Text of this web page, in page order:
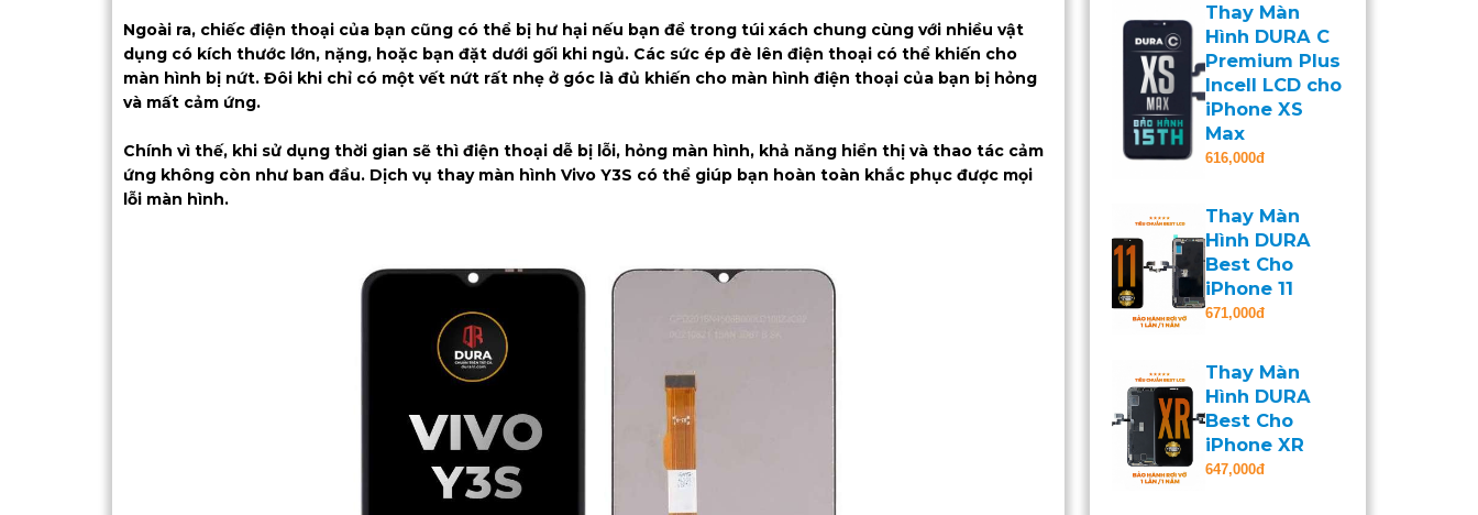
Ngoài ra, chiếc điện thoại của bạn cũng có thể bị hư hại nếu bạn để trong túi xách chung cùng với nhiều vật
dụng có kích thước lớn, nặng, hoặc bạn đặt dưới gối khi ngủ. Các sức ép đè lên điện thoại có thể khiến cho
màn hình bị nứt. Đôi khi chỉ có một vết nứt rất nhẹ ở góc là đủ khiến cho màn hình điện thoại của bạn bị hỏng
và mất cảm ứng.
Chính vì thế, khi sử dụng thời gian sẽ thì điện thoại dễ bị lỗi, hỏng màn hình, khả năng hiển thị và thao tác cảm
ứng không còn như ban đầu. Dịch vụ thay màn hình Vivo Y3S có thể giúp bạn hoàn toàn khắc phục được mọi
lỗi màn hình.
Thay Màn
Hình DURA C
Premium Plus
Incell LCD cho
iPhone XS
Max
616,000đ
Thay Màn
Hình DURA
Best Cho
iPhone 11
671,000đ
Thay Màn
Hình DURA
Best Cho
iPhone XR
647,000đ